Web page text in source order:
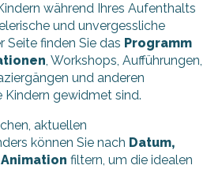
während Ihres Aufenthalts
und unvergessliche
Seite finden Sie das Programm
, Workshops, Aufführungen,
und anderen
Kindern gewidmet sind.
aktuellen
können Sie nach Datum,
filtern, um die idealen